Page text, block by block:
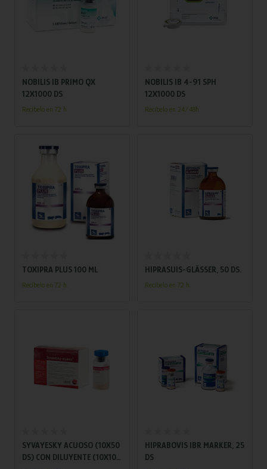
NOBILIS IB PRIMO QX
12X1000 DS
Recíbelo en 72 h.
NOBILIS IB 4-91 SPH
12X1000 DS
Recíbelo en 24/48h
TOXIPRA PLUS 100 ML
Recíbelo en 72 h.
HIPRASUIS-GLÄSSER, 50 DS.
Recíbelo en 72 h.
SYVAYESKY ACUOSO (10X50
DS) CON DILUYENTE (10X100
HIPRABOVIS IBR MARKER, 25
DS